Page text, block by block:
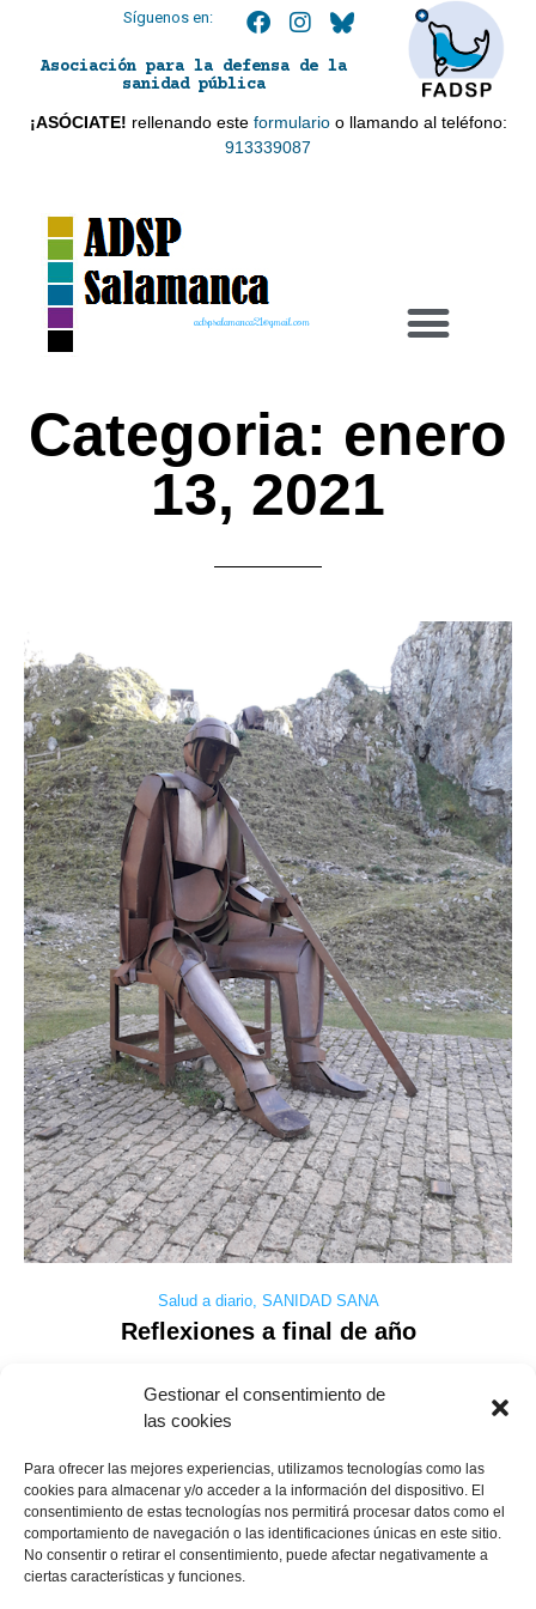
Gestionar el consentimiento de
las cookies
Para ofrecer las mejores experiencias, utilizamos tecnologías como las
cookies para almacenar y/o acceder a la información del dispositivo. El
consentimiento de estas tecnologías nos permitirá procesar datos como el
comportamiento de navegación o las identificaciones únicas en este sitio.
No consentir o retirar el consentimiento, puede afectar negativamente a
ciertas características y funciones.
Síguenos en:
Asociación para la defensa de la
sanidad pública
¡ASÓCIATE! rellenando este formularioo llamando al teléfono:
913339087
adspsalamanca21@gmail.com
Categoria: enero
13, 2021
Salud a diario, SANIDAD SANA
Reflexiones a final de año
Reflexiones a final de año Estamos empezando un nuevo año, y
de marzo. La sensación es que ha pasado mucho más tiempo
que los nueve meses trascurridos. Una semana después de
empezar el confinamiento, enfermé por la COVID;
afortunadamente, tuve síntomas «leves», y ….